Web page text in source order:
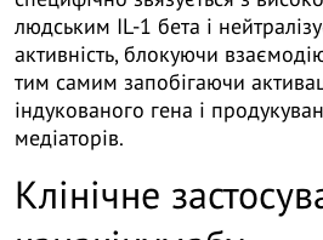
людським IL-1 бета і
активність, блокуючи
тим самим запобігаючи
індукованого гена і
медіаторів.
Клінічне